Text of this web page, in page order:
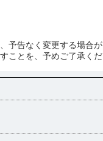
予告なく変更する場合が
ことを、予めご了承くだ